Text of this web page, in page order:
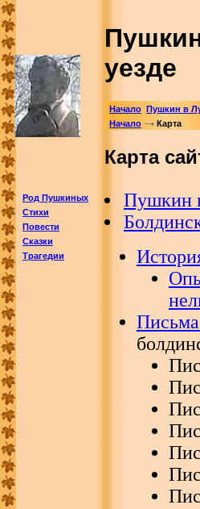
уезде
Начало Пушкин в
Начало
Карта
Карта
Род Пушкиных
Стихи
Повести
Сказки
Трагедии
Пушкин